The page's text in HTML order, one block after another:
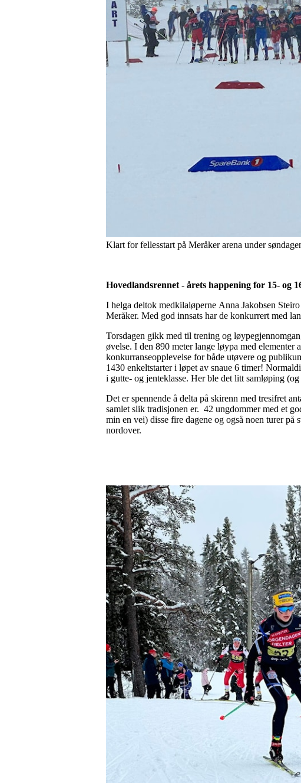
Klart for fellesstart på Meråker arena under
Hovedlandsrennet - årets happening for 15- og
I helga deltok medkilaløperne Anna Jakobsen
Meråker. Med god innsats har de konkurrert med
Torsdagen gikk med til trening og
øvelse. I den 890 meter lange løypa med
konkurranseopplevelse for både utøvere og
1430 enkeltstarter i løpet av snaue 6 timer!
i gutte- og jenteklasse. Her ble det litt samløping
Det er spennende å delta på skirenn med tresifret
samlet slik tradisjonen er. 42 ungdommer med et
min en vei) disse fire dagene og også noen turer
nordover.